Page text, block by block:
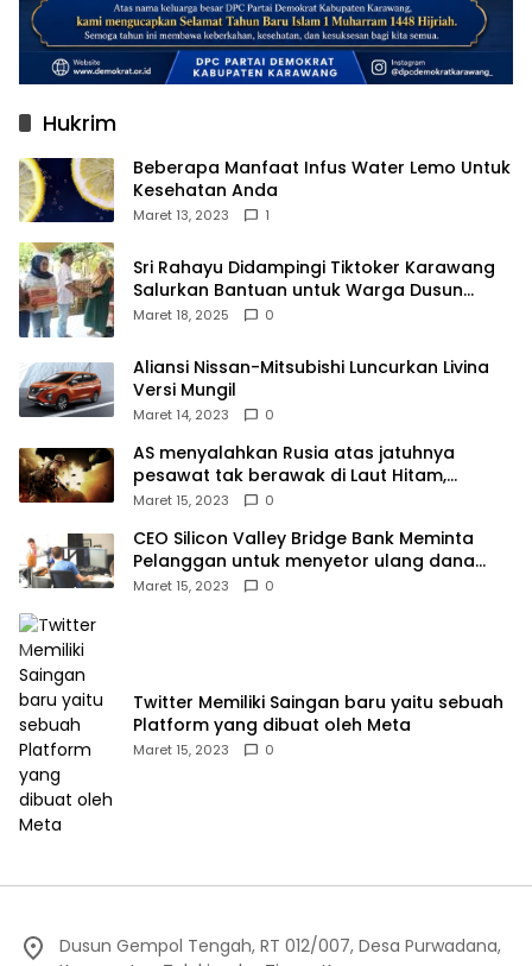
Hukrim
Beberapa Manfaat Infus Water Lemo Untuk
Kesehatan Anda
Maret 13, 2023 1
Sri Rahayu Didampingi Tiktoker Karawang
Salurkan Bantuan untuk Warga Dusun
Kampek Desa Karangligar
Maret 18, 2025 0
Aliansi Nissan-Mitsubishi Luncurkan Livina
Versi Mungil
Maret 14, 2023 0
AS menyalahkan Rusia atas jatuhnya
pesawat tak berawak di Laut Hitam,
Moskow menyangkal
Maret 15, 2023 0
CEO Silicon Valley Bridge Bank Meminta
Pelanggan untuk menyetor ulang dana
Mereka
Maret 15, 2023 0
Twitter Memiliki Saingan baru yaitu sebuah
Platform yang dibuat oleh Meta
Maret 15, 2023 0
Dusun Gempol Tengah, RT 012/007, Desa Purwadana,